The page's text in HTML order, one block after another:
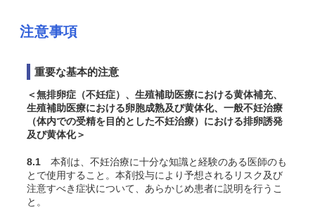
注意事項
重要な基本的注意
＜無排卵症（不妊症）、生殖補助医療における黄体補充、
生殖補助医療における卵胞成熟及び黄体化、一般不妊治療
（体内での受精を目的とした不妊治療）における排卵誘発
及び黄体化＞
8.1 本剤は、不妊治療に十分な知識と経験のある医師のも
とで使用すること。本剤投与により予想されるリスク及び
注意すべき症状について、あらかじめ患者に説明を行うこ
と。